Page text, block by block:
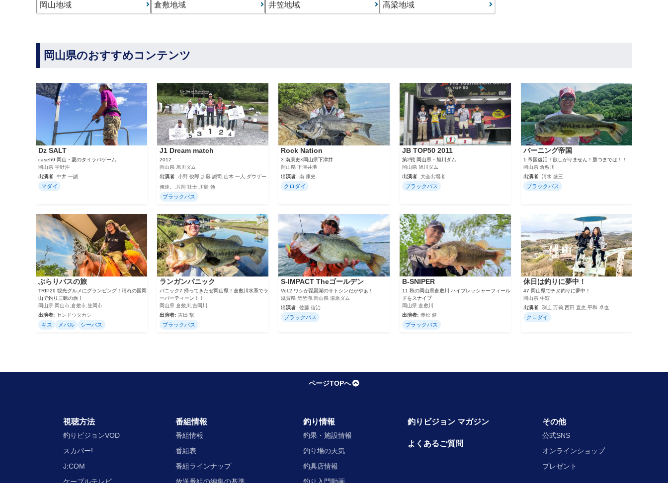
岡山地域
倉敷地域 井笠地域 高梁地域
岡山県のおすすめコンテンツ
Dz SALT
case59 岡山・夏のタイラバゲーム
岡山県 宇野沖
出演者: 中井 一誠
マダイ
J1 Dream match
2012
岡山県 旭川ダム
出演者: 小野 俊郎,加藤 誠司,山木 一人,ダウザー
俺達。,片岡 壮士,川島 勉
ブラックバス
Rock Nation
3 南康史×岡山県下津井
岡山県 下津井港
出演者: 南 康史
クロダイ
JB TOP50 2011
第2戦 岡山県・旭川ダム
岡山県 旭川ダム
出演者: 大会出場者
ブラックバス
バーニング帝国
1 帝国復活！欲しがりません！勝つまでは！！
岡山県 倉敷川
出演者: 清水 盛三
ブラックバス
ぶらりバスの旅
TRIP29 観光グルメにグランピング！晴れの国岡
山で釣り三昧の旅！
岡山県 岡山市,倉敷市,笠岡市
出演者: センドウタカシ
キス メバル シーバス
ランガンパニック
パニック7 帰ってきたぜ岡山県！倉敷川水系でラ
ーパーティーン！！
岡山県 倉敷川,吉岡川
出演者: 吉田 撃
ブラックバス
S-IMPACT Theゴールデン
Vol.2 ワシが琵琶湖のサトシンだがやぁ！
滋賀県 琵琶湖,岡山県 湯原ダム
出演者: 佐藤 信治
ブラックバス
B-SNIPER
11 秋の岡山県倉敷川 ハイプレッシャーフィール
ドをスナイプ
岡山県 倉敷川
出演者: 赤松 健
ブラックバス
休日は釣りに夢中！
47 岡山県でチヌ釣りに夢中！
岡山県 牛窓
出演者: 渕上 万莉,西田 直恵,平和 卓也
クロダイ
ページTOPへ
視聴方法
釣りビジョンVOD
スカパー!
J:COM
番組情報
番組情報
番組表
番組ラインナップ
釣り情報
釣果・施設情報
釣り場の天気
釣具店情報
釣りビジョン マガジン
よくあるご質問
その他
公式SNS
オンラインショップ
プレゼント